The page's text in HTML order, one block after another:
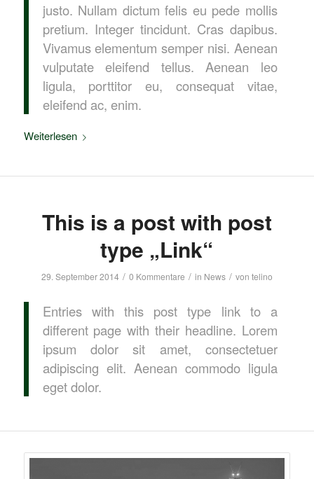
justo. Nullam dictum felis eu pede mollis
pretium. Integer tincidunt. Cras dapibus.
Vivamus elementum semper nisi. Aenean
vulputate eleifend tellus. Aenean leo
ligula, porttitor eu, consequat vitae,
eleifend ac, enim.
Weiterlesen
This is a post with post
type „Link“
29. September 2014 / 0 Kommentare / in News / von telino
Entries with this post type link to a
different page with their headline. Lorem
ipsum dolor sit amet, consectetuer
adipiscing elit. Aenean commodo ligula
eget dolor.